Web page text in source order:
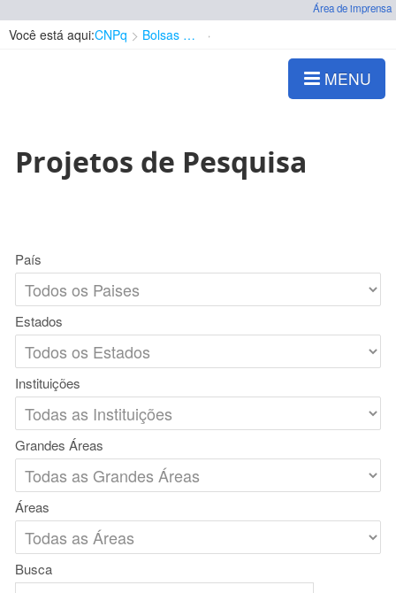
Área de imprensa
Você está aqui:CNPq Bolsas e Auxílios Vigentes
MENU
Projetos de Pesquisa
País
Estados
Instituições
Grandes Áreas
Áreas
Busca